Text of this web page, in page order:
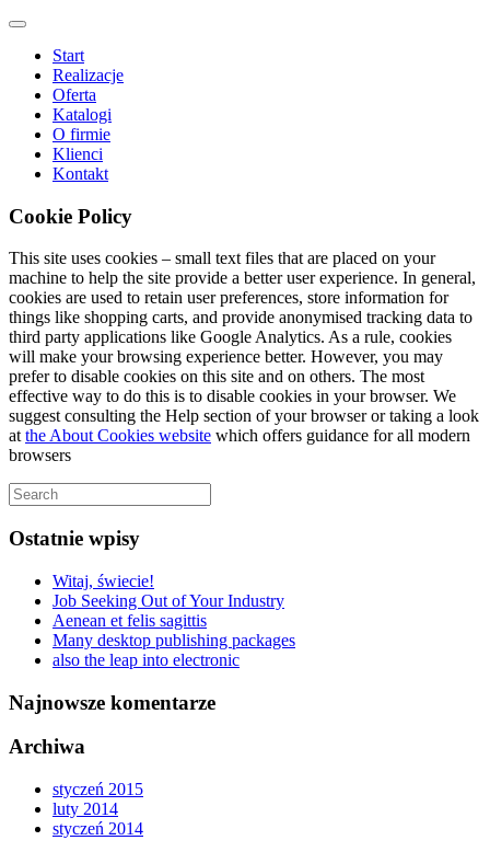
Start
Realizacje
Oferta
Katalogi
O firmie
Klienci
Kontakt
Cookie Policy
This site uses cookies – small text files that are placed on your
machine to help the site provide a better user experience. In general,
cookies are used to retain user preferences, store information for
things like shopping carts, and provide anonymised tracking data to
third party applications like Google Analytics. As a rule, cookies
will make your browsing experience better. However, you may
prefer to disable cookies on this site and on others. The most
effective way to do this is to disable cookies in your browser. We
suggest consulting the Help section of your browser or taking a look
atthe About Cookies website which offers guidance for all modern
browsers
Ostatnie wpisy
Witaj, świecie!
Job Seeking Out of Your Industry
Aenean et felis sagittis
Many desktop publishing packages
also the leap into electronic
Najnowsze komentarze
Archiwa
styczeń 2015
luty 2014
styczeń 2014